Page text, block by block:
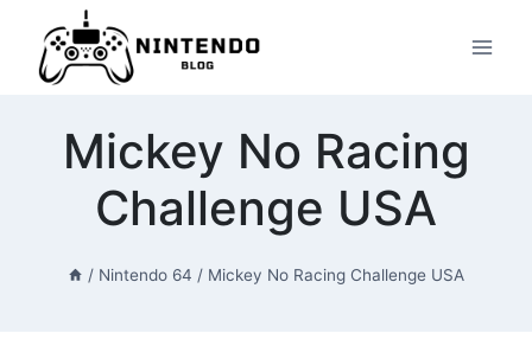
Przeskocz
treści
Mickey No Racing
Challenge USA
/ Nintendo 64 / Mickey No Racing Challenge USA